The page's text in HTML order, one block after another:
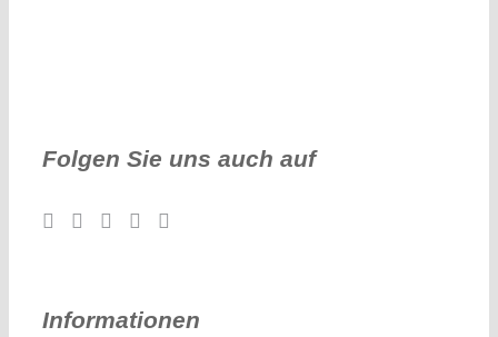
Folgen Sie uns auch auf
Informationen